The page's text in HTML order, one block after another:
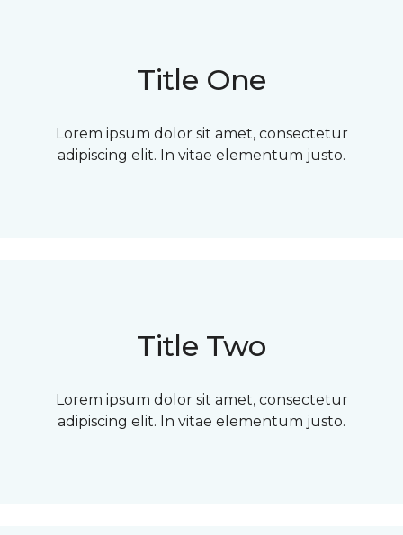
Title One
Lorem ipsum dolor sit amet, consectetur
adipiscing elit. In vitae elementum justo.
Title Two
Lorem ipsum dolor sit amet, consectetur
adipiscing elit. In vitae elementum justo.